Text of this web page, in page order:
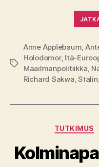
Avainsanat
Anne Applebaum,
Holodomor, Itä-
Maailmanpolitiikka,
Richard Sakwa,Stalin,
TUTKIMUS